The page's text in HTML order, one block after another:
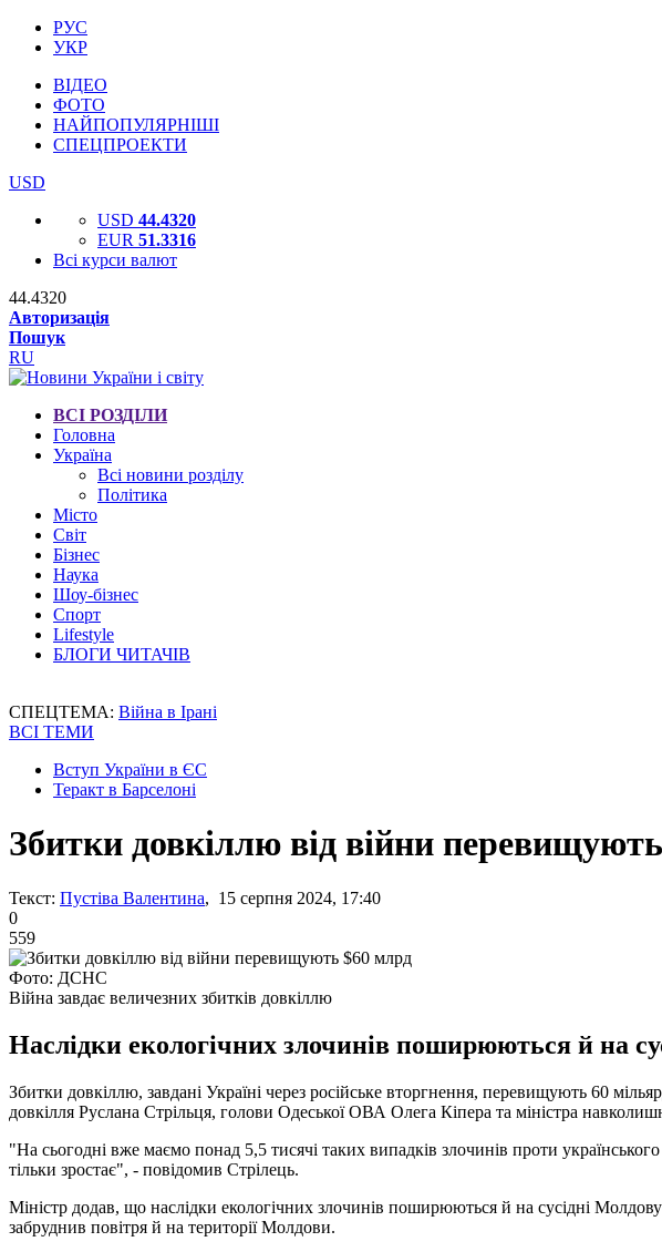
РУС
УКР
ВІДЕО
ФОТО
НАЙПОПУЛЯРНІШІ
СПЕЦПРОЕКТИ
USD
USD 44.4320
EUR 51.3316
Всі курси валют
44.4320
Авторизація
Пошук
RU
ВСІ РОЗДІЛИ
Головна
Україна
Всі новини розділу
Політика
Місто
Світ
Бізнес
Наука
Шоу-бізнес
Спорт
Lifestyle
БЛОГИ ЧИТАЧІВ
СПЕЦТЕМА: Війна в Ірані
ВСІ ТЕМИ
Вступ України в ЄС
Теракт в Барселоні
Збитки довкіллю від війни
Текст: Пустіва Валентина, 15 серпня 2024, 17:40
0
559
Фото: ДСНС
Війна завдає величезних збитків довкіллю
Наслідки екологічних злочинів поширюються й на
Збитки довкіллю, завдані Україні через російське вторгнення, перевищують 60
довкілля Руслана Стрільця, голови Одеської ОВА Олега Кіпера та міністра
"На сьогодні вже маємо понад 5,5 тисячі таких випадків злочинів проти
тільки зростає", - повідомив Стрілець.
Міністр додав, що наслідки екологічних злочинів поширюються й на сусідні
забруднив повітря й на території Молдови.